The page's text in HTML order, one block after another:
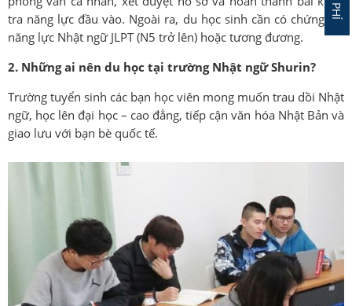
tra năng lực đầu vào. Ngoài ra, du học sinh cần có chứng chỉ
năng lực Nhật ngữ JLPT (N5 trở lên) hoặc tương đương.
2. Những ai nên du học tại trường Nhật ngữ Shurin?
Trường tuyển sinh các bạn học viên mong muốn trau dồi Nhật
ngữ, học lên đại học – cao đẳng, tiếp cận văn hóa Nhật Bản và
giao lưu với bạn bè quốc tế.